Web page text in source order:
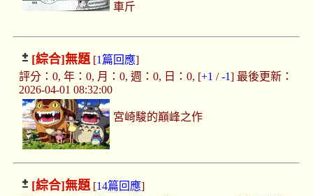
車斤
[綜合]無題[1篇回應]
評分：0, 年：0, 月：0, 週：0, 日：0, [+1 /-1] 最後更新：
2026-04-01 08:32:00
宮崎駿的巔峰之作
[綜合]無題[14篇回應]